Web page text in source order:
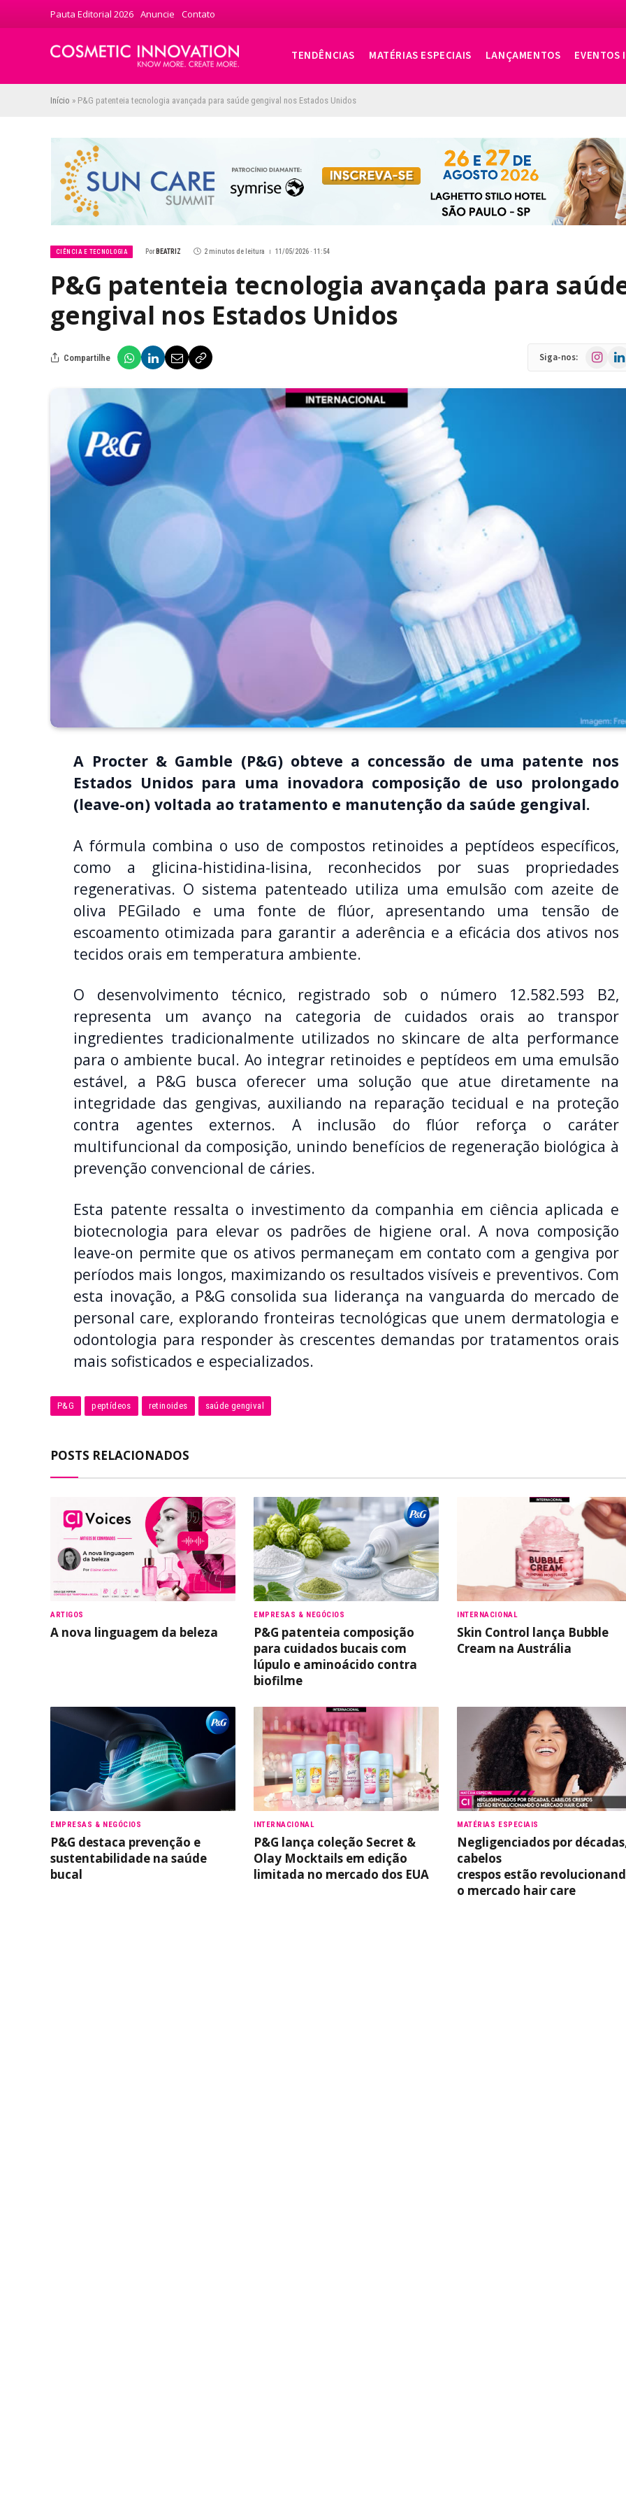
Pauta Editorial 2026 Anuncie Contato
TENDÊNCIAS MATÉRIAS ESPECIAIS LANÇAMENTOS EVENTOS
Início » P&G patenteia tecnologia avançada para saúde gengival nos Estados Unidos
CIÊNCIA E TECNOLOGIA Por BEATRIZ 2 minutos de leitura 11/05/2026 · 11:54
P&G patenteia tecnologia avançada para
gengival nos Estados Unidos
Compartilhe Siga-nos: Instagram
A Procter & Gamble (P&G) obteve a concessão de uma patente nos
Estados Unidos para uma inovadora composição de uso prolongado
(leave-on) voltada ao tratamento e manutenção da saúde gengival.
A fórmula combina o uso de compostos retinoides a peptídeos específicos,
como a glicina-histidina-lisina, reconhecidos por suas propriedades
regenerativas. O sistema patenteado utiliza uma emulsão com azeite de
oliva PEGilado e uma fonte de flúor, apresentando uma tensão de
escoamento otimizada para garantir a aderência e a eficácia dos ativos nos
tecidos orais em temperatura ambiente.
O desenvolvimento técnico, registrado sob o número 12.582.593 B2,
representa um avanço na categoria de cuidados orais ao transpor
ingredientes tradicionalmente utilizados no skincare de alta performance
para o ambiente bucal. Ao integrar retinoides e peptídeos em uma emulsão
estável, a P&G busca oferecer uma solução que atue diretamente na
integridade das gengivas, auxiliando na reparação tecidual e na proteção
contra agentes externos. A inclusão do flúor reforça o caráter
multifuncional da composição, unindo benefícios de regeneração biológica à
prevenção convencional de cáries.
Esta patente ressalta o investimento da companhia em ciência aplicada e
biotecnologia para elevar os padrões de higiene oral. A nova composição
leave-on permite que os ativos permaneçam em contato com a gengiva por
períodos mais longos, maximizando os resultados visíveis e preventivos. Com
esta inovação, a P&G consolida sua liderança na vanguarda do mercado de
personal care, explorando fronteiras tecnológicas que unem dermatologia e
odontologia para responder às crescentes demandas por tratamentos orais
mais sofisticados e especializados.
P&G peptídeos retinoides saúde gengival
POSTS RELACIONADOS
ARTIGOS
A nova linguagem da beleza
EMPRESAS & NEGÓCIOS
P&G patenteia composição
para cuidados bucais com
lúpulo e aminoácido contra
biofilme
INTERNACIONAL
Skin Control lança Bubble
Cream na Austrália
EMPRESAS & NEGÓCIOS
P&G destaca prevenção e
sustentabilidade na saúde
bucal
INTERNACIONAL
P&G lança coleção Secret &
Olay Mocktails em edição
limitada no mercado dos EUA
MATÉRIAS ESPECIAIS
Negligenciados por
cabelos
crespos estão
o mercado hair care